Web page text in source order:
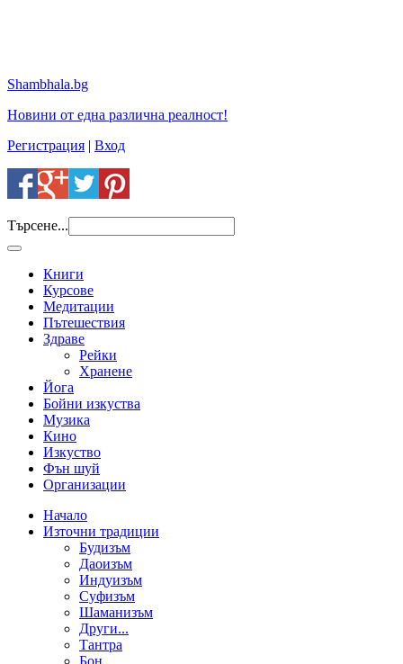
Shambhala.bg
Новини от една различна реалност!
Регистрация | Вход
Търсене...
Книги
Курсове
Медитации
Пътешествия
Здраве
Рейки
Хранене
Йога
Бойни изкуства
Музика
Кино
Изкуство
Фън шуй
Организации
Начало
Източни традиции
Будизъм
Даоизъм
Индуизъм
Суфизъм
Шаманизъм
Други...
Тантра
Бон